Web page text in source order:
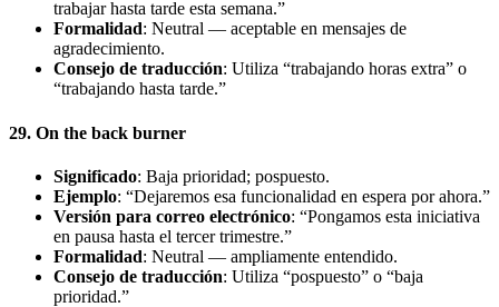
trabajar hasta tarde esta semana.”
Formalidad: Neutral — aceptable en mensajes de
agradecimiento.
Consejo de traducción: Utiliza “trabajando horas extra” o
“trabajando hasta tarde.”
29. On the back burner
Significado: Baja prioridad; pospuesto.
Ejemplo: “Dejaremos esa funcionalidad en espera por ahora.”
Versión para correo electrónico: “Pongamos esta iniciativa
en pausa hasta el tercer trimestre.”
Formalidad: Neutral — ampliamente entendido.
Consejo de traducción: Utiliza “pospuesto” o “baja
prioridad.”